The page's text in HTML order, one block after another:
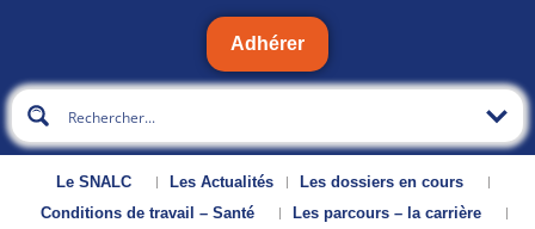
Adhérer
Le SNALC Les Actualités
Les dossiers en cours
Conditions de travail – Santé
Les parcours – la carrière